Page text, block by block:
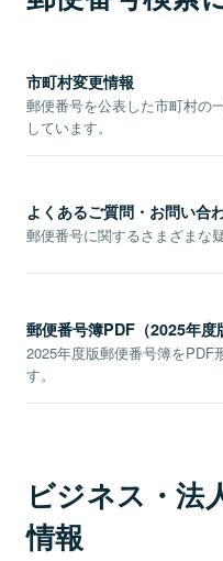
市町村変更情報
郵便番号を公表した市町村の
しています。
よくあるご質問・お問い合
郵便番号に関するさまざまな
郵便番号簿PDF（2025年度
2025年度版郵便番号簿をPDF
す。
ビジネス・法
情報